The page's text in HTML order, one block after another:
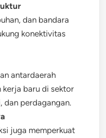
dan bandara
konektivitas
antardaerah
kerja baru di sektor
dan perdagangan.
juga memperkuat